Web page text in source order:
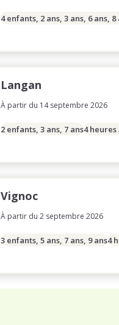
4 enfants, 2 ans, 3 ans, 6 ans, 8
Langan
À partir du 14 septembre 2026
2 enfants, 3 ans, 7 ans4
Vignoc
À partir du 2 septembre 2026
3 enfants, 5 ans, 7 ans, 9 ans4